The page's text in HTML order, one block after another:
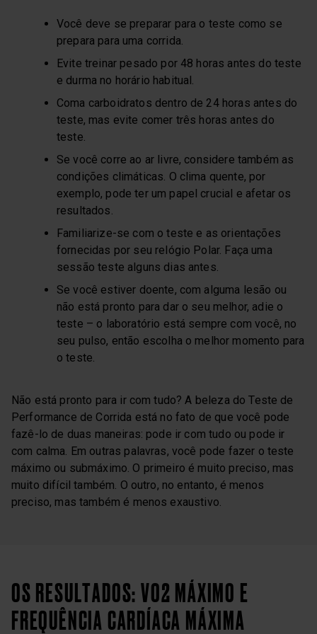
Você deve se preparar para o teste como se
prepara para uma corrida.
Evite treinar pesado por 48 horas antes do teste
e durma no horário habitual.
Coma carboidratos dentro de 24 horas antes do
teste, mas evite comer três horas antes do
teste.
Se você corre ao ar livre, considere também as
condições climáticas. O clima quente, por
exemplo, pode ter um papel crucial e afetar os
resultados.
Familiarize-se com o teste e as orientações
fornecidas por seu relógio Polar. Faça uma
sessão teste alguns dias antes.
Se você estiver doente, com alguma lesão ou
não está pronto para dar o seu melhor, adie o
teste – o laboratório está sempre com você, no
seu pulso, então escolha o melhor momento para
o teste.
Não está pronto para ir com tudo? A beleza do Teste de
Performance de Corrida está no fato de que você pode
fazê-lo de duas maneiras: pode ir com tudo ou pode ir
com calma. Em outras palavras, você pode fazer o teste
máximo ou submáximo. O primeiro é muito preciso, mas
muito difícil também. O outro, no entanto, é menos
preciso, mas também é menos exaustivo.
OS RESULTADOS: VO2 MÁXIMO E
FREQUÊNCIA CARDÍACA MÁXIMA